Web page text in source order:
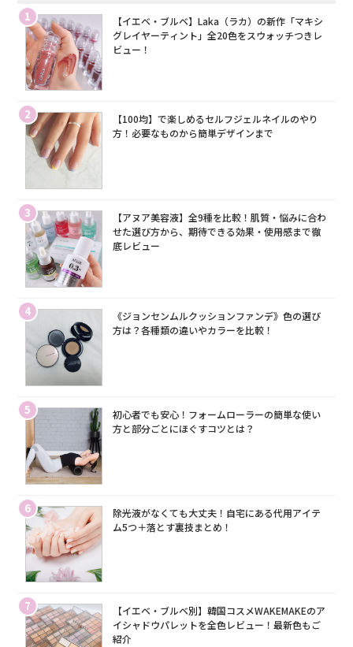
1
【イエベ・ブルベ】Laka（ラカ）の新作「マキシ
グレイヤーティント」全20色をスウォッチつきレ
ビュー！
2
【100均】で楽しめるセルフジェルネイルのやり
方！必要なものから簡単デザインまで
3
【アヌア美容液】全9種を比較！肌質・悩みに合わ
せた選び方から、期待できる効果・使用感まで徹
底レビュー
4
《ジョンセンムルクッションファンデ》色の選び
方は？各種類の違いやカラーを比較！
5
初心者でも安心！フォームローラーの簡単な使い
方と部分ごとにほぐすコツとは？
6
除光液がなくても大丈夫！自宅にある代用アイテ
ム5つ＋落とす裏技まとめ！
7
【イエベ・ブルベ別】韓国コスメWAKEMAKEのア
イシャドウパレットを全色レビュー！最新色もご
紹介